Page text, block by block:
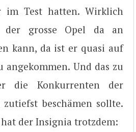
im Test hatten. Wirklich
der grosse Opel da an
kann, da ist er quasi auf
angekommen. Und das zu
die Konkurrenten der
beschämen sollte.
der Insignia trotzdem: